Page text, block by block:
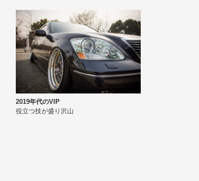
2019年代のVIP
役立つ技が盛り沢山